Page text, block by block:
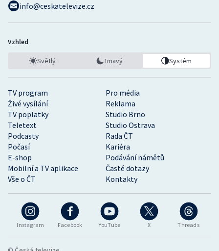
Instagram Facebook YouTube X Threads
TV program
Pro média
Živé vysílání
Reklama
TV poplatky
Studio Brno
Teletext
Studio Ostrava
Podcasty
Rada ČT
Počasí
Kariéra
E-shop
Podávání námětů
Mobilní a TV aplikace
Časté dotazy
Vše o ČT
Kontakty
info@ceskatelevize.cz
Vzhled
Světlý Tmavý Systém